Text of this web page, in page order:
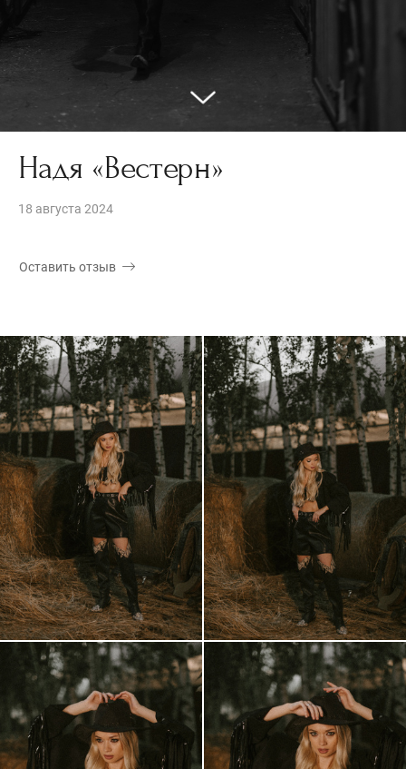
Надя «Вестерн»
18 августа 2024
Оставить отзыв